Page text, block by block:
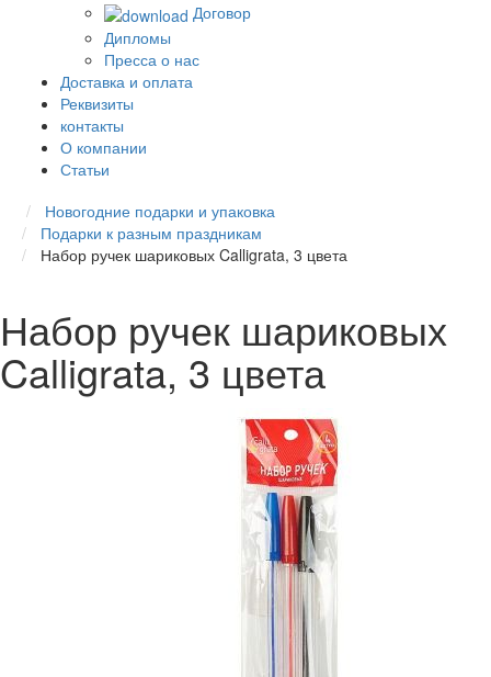
Договор
Дипломы
Пресса о нас
Доставка и оплата
Реквизиты
контакты
О компании
Статьи
Новогодние подарки и упаковка
Подарки к разным праздникам
Набор ручек шариковых Calligrata, 3 цвета
Набор ручек шариковых
Calligrata, 3 цвета